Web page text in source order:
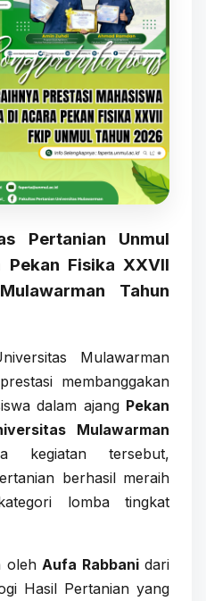
Pertanian Unmul
Pekan Fisika XXVII
Tahun
Mulawarman
membanggakan
dalam ajang Pekan
Mulawarman
kegiatan tersebut,
berhasil meraih
lomba tingkat
oleh Aufa Rabbanidari
Hasil Pertanian yang